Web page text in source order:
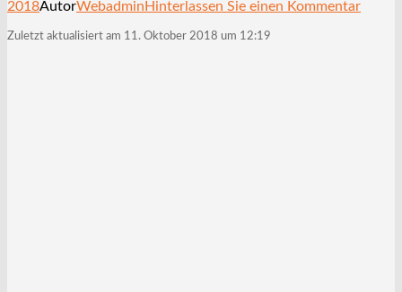
2018AutorWebadmin Hinterlassen Sie einen Kommentar
Zuletzt aktualisiert am 11. Oktober 2018 um 12:19